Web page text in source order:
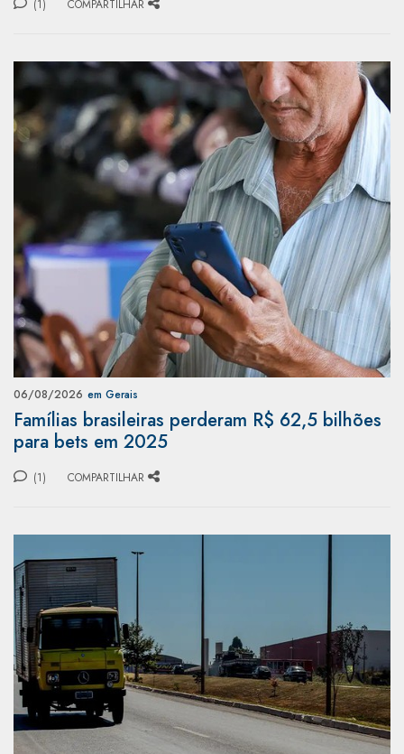
(1) COMPARTILHAR
06/08/2026 em Gerais
Famílias brasileiras perderam R$ 62,5 bilhões
para bets em 2025
(1) COMPARTILHAR